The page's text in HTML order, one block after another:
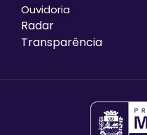
Ouvidoria
Radar
Transparência